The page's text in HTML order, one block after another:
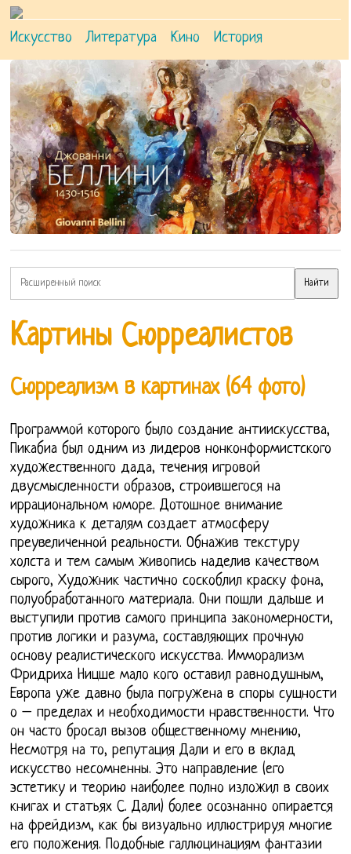
Искусство Литература Кино История
Картины Сюрреалистов
Сюрреализм в картинах (64 фото)
Программой которого было создание антиискусства,
Пикабиа был одним из лидеров нонконформистского
художественного дада, течения игровой
двусмысленности образов, строившегося на
иррациональном юморе. Дотошное внимание
художника к деталям создает атмосферу
преувеличенной реальности. Обнажив текстуру
холста и тем самым живопись наделив качеством
сырого, Художник частично соскоблил краску фона,
полуобработанного материала. Они пошли дальше и
выступили против самого принципа закономерности,
против логики и разума, составляющих прочную
основу реалистического искусства. Имморализм
Фридриха Ницше мало кого оставил равнодушным,
Европа уже давно была погружена в споры сущности
о – пределах и необходимости нравственности. Что
он часто бросал вызов общественному мнению,
Несмотря на то, репутация Дали и его в вклад
искусство несомненны. Это направление (его
эстетику и теорию наиболее полно изложил в своих
книгах и статьях С. Дали) более осознанно опирается
на фрейдизм, как бы визуально иллюстрируя многие
его положения. Подобные галлюцинациям фантазии